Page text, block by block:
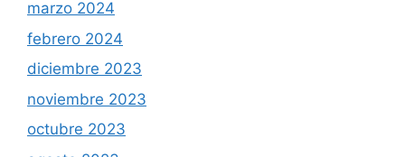
marzo 2024
febrero 2024
diciembre 2023
noviembre 2023
octubre 2023